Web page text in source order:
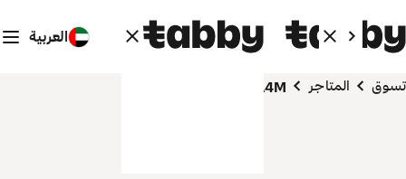
العربية
تسوق المتاجر A4M دبي